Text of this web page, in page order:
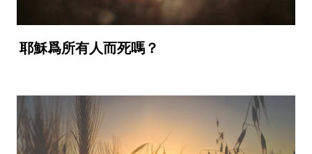
耶穌爲所有人而死嗎？